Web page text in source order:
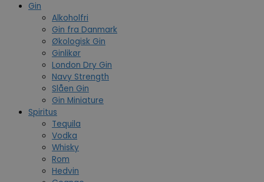
Gin
Alkoholfri
Gin fra Danmark
Økologisk Gin
Ginlikør
London Dry Gin
Navy Strength
Slåen Gin
Gin Miniature
Spiritus
Tequila
Vodka
Whisky
Rom
Hedvin